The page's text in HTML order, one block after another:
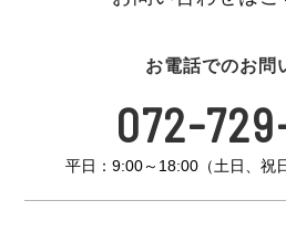
お電話でのお問
072-
平日：9:00～18:00（土日、祝